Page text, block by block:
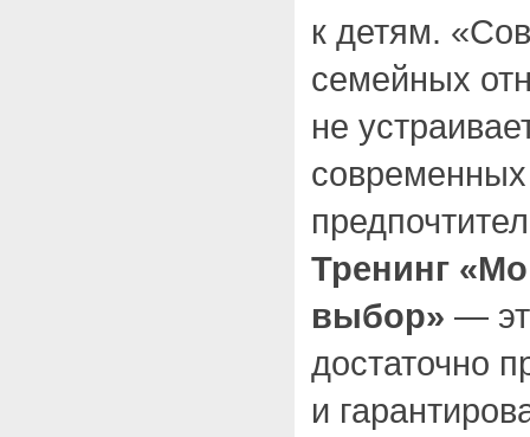
к детям.
семейных
не
Тренинг
выбор» —
достаточно
и